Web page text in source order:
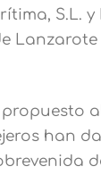
S.L. y
han